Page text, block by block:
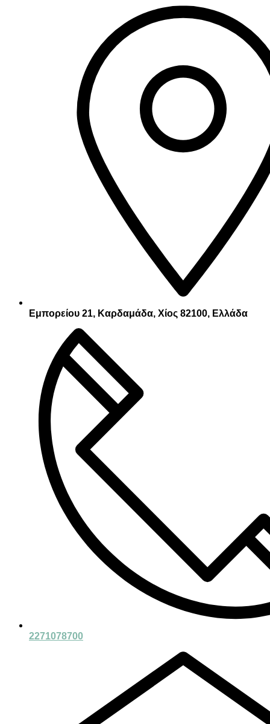
Εμπορείου 21, Καρδαμάδα, Χίος 82100, Ελλάδα
2271078700